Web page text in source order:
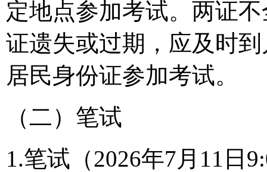
定地点参加考试。两证
证遗失或过期，应及时
居民身份证参加考试。
（二）笔试
1.笔试（2026年7月11日